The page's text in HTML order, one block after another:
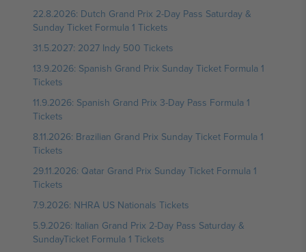
22.8.2026: Dutch Grand Prix 2-Day Pass Saturday &
Sunday Ticket Formula 1 Tickets
31.5.2027: 2027 Indy 500 Tickets
13.9.2026: Spanish Grand Prix Sunday Ticket Formula 1
Tickets
11.9.2026: Spanish Grand Prix 3-Day Pass Formula 1
Tickets
8.11.2026: Brazilian Grand Prix Sunday Ticket Formula 1
Tickets
29.11.2026: Qatar Grand Prix Sunday Ticket Formula 1
Tickets
7.9.2026: NHRA US Nationals Tickets
5.9.2026: Italian Grand Prix 2-Day Pass Saturday &
SundayTicket Formula 1 Tickets